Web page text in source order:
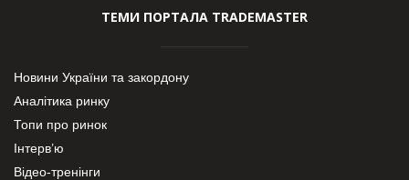
ТЕМИ ПОРТАЛА TRADEMASTER
Новини України та закордону
Аналітика ринку
Топи про ринок
Інтерв’ю
Відео-тренінги